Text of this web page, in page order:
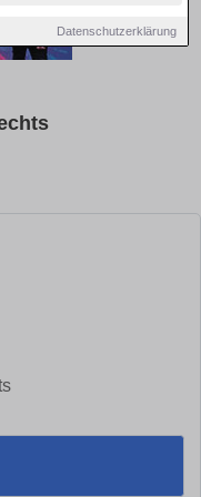
Datenschutzerklärung